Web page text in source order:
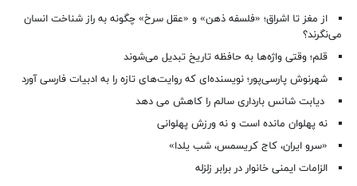
از مغز تا اشراق؛ «فلسفه ذهن» و «عقل سرخ» چگونه به راز شناخت انسان
می‌نگرند؟
قلم؛ وقتی واژه‌ها به حافظه تاریخ تبدیل می‌شوند
شهرنوش پارسی‌پور؛ نویسنده‌ای که روایت‌های تازه را به ادبیات فارسی آورد
دیابت شانس بارداری سالم را کاهش می دهد
نه پهلوان مانده است و نه ورزش پهلوانی
«سرو ایران، کاج کریسمس، شب یلدا»
الزامات ایمنی خانوار در برابر زلزله